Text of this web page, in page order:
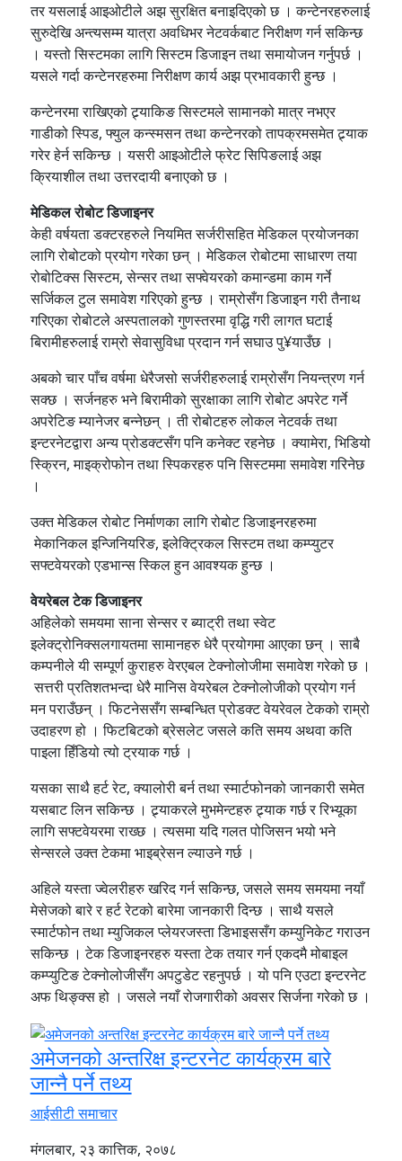
तर यसलाई आइओटीले अझ सुरक्षित बनाइदिएको छ । कन्टेनरहरुलाई
सुरुदेखि अन्त्यसम्म यात्रा अवधिभर नेटवर्कबाट निरीक्षण गर्न सकिन्छ
। यस्तो सिस्टमका लागि सिस्टम डिजाइन तथा समायोजन गर्नुपर्छ ।
यसले गर्दा कन्टेनरहरुमा निरीक्षण कार्य अझ प्रभावकारी हुन्छ ।
कन्टेनरमा राखिएको ट्र्याकिङ सिस्टमले सामानको मात्र नभएर
गाडीको स्पिड, फ्युल कन्स्मसन तथा कन्टेनरको तापक्रमसमेत ट्र्याक
गरेर हेर्न सकिन्छ । यसरी आइओटीले फ्रेट सिपिङलाई अझ
क्रियाशील तथा उत्तरदायी बनाएको छ ।
मेडिकल रोबोट डिजाइनर
केही वर्षयता डक्टरहरुले नियमित सर्जरीसहित मेडिकल प्रयोजनका
लागि रोबोटको प्रयोग गरेका छन् । मेडिकल रोबोटमा साधारण तया
रोबोटिक्स सिस्टम, सेन्सर तथा सफ्वेयरको कमान्डमा काम गर्ने
सर्जिकल टुल समावेश गरिएको हुन्छ । राम्रोसँग डिजाइन गरी तैनाथ
गरिएका रोबोटले अस्पतालको गुणस्तरमा वृद्धि गरी लागत घटाई
बिरामीहरुलाई राम्रो सेवासुविधा प्रदान गर्न सघाउ पु¥याउँछ ।
अबको चार पाँच वर्षमा धेरैजसो सर्जरीहरुलाई राम्रोसँग नियन्त्रण गर्न
सक्छ । सर्जनहरु भने बिरामीको सुरक्षाका लागि रोबोट अपरेट गर्ने
अपरेटिङ म्यानेजर बन्नेछन् । ती रोबोटहरु लोकल नेटवर्क तथा
इन्टरनेटद्वारा अन्य प्रोडक्टसँग पनि कनेक्ट रहनेछ । क्यामेरा, भिडियो
स्क्रिन, माइक्रोफोन तथा स्पिकरहरु पनि सिस्टममा समावेश गरिनेछ
।
उक्त मेडिकल रोबोट निर्माणका लागि रोबोट डिजाइनरहरुमा
मेकानिकल इन्जिनियरिङ, इलेक्ट्रिकल सिस्टम तथा कम्प्युटर
सफ्टवेयरको एडभान्स स्किल हुन आवश्यक हुन्छ ।
वेयरेबल टेक डिजाइनर
अहिलेको समयमा साना सेन्सर र ब्याट्री तथा स्वेट
इलेक्ट्रोनिक्सलगायतमा सामानहरु धेरै प्रयोगमा आएका छन् । साबै
कम्पनीले यी सम्पूर्ण कुराहरु वेरएबल टेक्नोलोजीमा समावेश गरेको छ ।
सत्तरी प्रतिशतभन्दा धेरै मानिस वेयरेबल टेक्नोलोजीको प्रयोग गर्न
मन पराउँछन् । फिटनेससँग सम्बन्धित प्रोडक्ट वेयरेवल टेकको राम्रो
उदाहरण हो । फिटबिटको ब्रेसलेट जसले कति समय अथवा कति
पाइला हिँडियो त्यो ट्रयाक गर्छ ।
यसका साथै हर्ट रेट, क्यालोरी बर्न तथा स्मार्टफोनको जानकारी समेत
यसबाट लिन सकिन्छ । ट्र्याकरले मुभमेन्टहरु ट्र्याक गर्छ र रिभ्यूका
लागि सफ्टवेयरमा राख्छ । त्यसमा यदि गलत पोजिसन भयो भने
सेन्सरले उक्त टेकमा भाइब्रेसन ल्याउने गर्छ ।
अहिले यस्ता ज्वेलरीहरु खरिद गर्न सकिन्छ, जसले समय समयमा नयाँ
मेसेजको बारे र हर्ट रेटको बारेमा जानकारी दिन्छ । साथै यसले
स्मार्टफोन तथा म्युजिकल प्लेयरजस्ता डिभाइससँग कम्युनिकेट गराउन
सकिन्छ । टेक डिजाइनरहरु यस्ता टेक तयार गर्न एकदमै मोबाइल
कम्प्युटिङ टेक्नोलोजीसँग अपटुडेट रहनुपर्छ । यो पनि एउटा इन्टरनेट
अफ थिङ्क्स हो । जसले नयाँ रोजगारीको अवसर सिर्जना गरेको छ ।
अमेजनको अन्तरिक्ष इन्टरनेट कार्यक्रम बारे
जान्नै पर्ने तथ्य
आईसीटी समाचार
मंगलबार, २३ कात्तिक, २०७८